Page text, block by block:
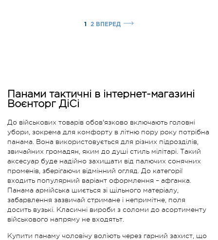
1 2 ВПЕРЕД
Панами тактичні в інтернет-магазині
Воєнторг ДіСі
До військових товарів обов'язково включають головні
убори, зокрема для комфорту в літню пору року потрібна
панама. Вона використовується для різних підрозділів,
звичайних громадян, яким до душі стиль мілітарі. Такий
аксесуар буде надійно захищати від палючих сонячних
променів, зберігаючи відмінний огляд. До категорії
входить популярний варіант оформлення – афганка.
Панама армійська шиється зі щільного матеріалу,
забарвлення зазвичай стримане і непримітне, поля
досить вузькі. Класичні вироби з соломи до асортименту
військового напряму не входятьт.
Купити панаму чоловічу воліють через гарний захист, що